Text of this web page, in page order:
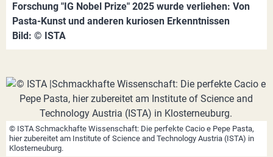
Forschung "IG Nobel Prize" 2025 wurde verliehen: Von
Pasta-Kunst und anderen kuriosen Erkenntnissen
Bild: © ISTA
© ISTA Schmackhafte Wissenschaft: Die perfekte Cacio e Pepe Pasta,
hier zubereitet am Institute of Science and Technology Austria (ISTA) in
Klosterneuburg.